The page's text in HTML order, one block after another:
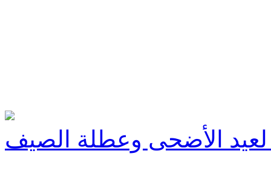
الأضحى وعطلة الصيف